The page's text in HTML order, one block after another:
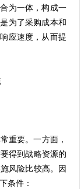
为一体，构成一
为了采购成本和
应速度，从而提
重要。一方面，
得到战略资源的
风险比较高。因
条件：